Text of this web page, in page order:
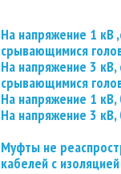
На напряжение 1 кВ
срывающимися
На напряжение 3 кВ,
срывающимися
На напряжение 1 кВ,
На напряжение 3 кВ,
Муфты не
кабелей с